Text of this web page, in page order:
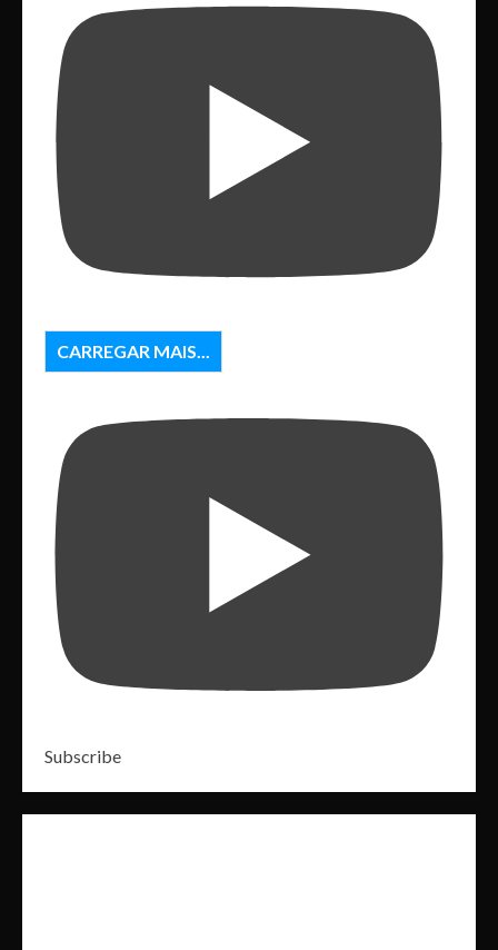
CARREGAR MAIS...
Subscribe